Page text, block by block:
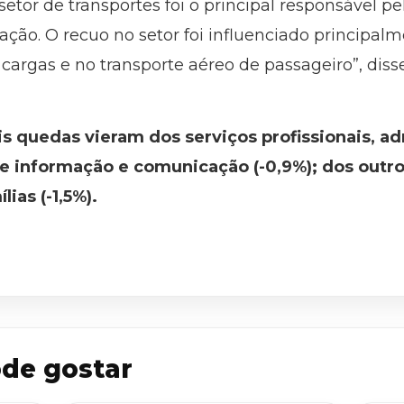
de transportes foi o principal responsável
O recuo no setor foi influenciado
e no transporte aéreo de passageiro”,
quedas vieram dos serviços profissionais,
informação e comunicação (-0,9%); dos
(-1,5%).
gostar